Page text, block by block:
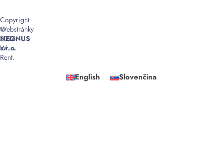
Copyright
©
2026
W
Rent.
Webstránky
NEONUS
s.r.o.
English Slovenčina